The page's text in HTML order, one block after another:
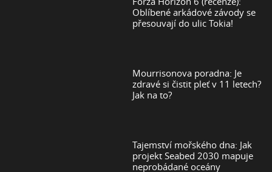
Oblíbené arkádové závody se
přesouvají do ulic Tokia!
Mourrisonova poradna: Je
zdravé si čistit pleť v 11 letech?
Jak na to?
Tajemství mořského dna: Jak
projekt Seabed 2030 mapuje
neprobádané oceány